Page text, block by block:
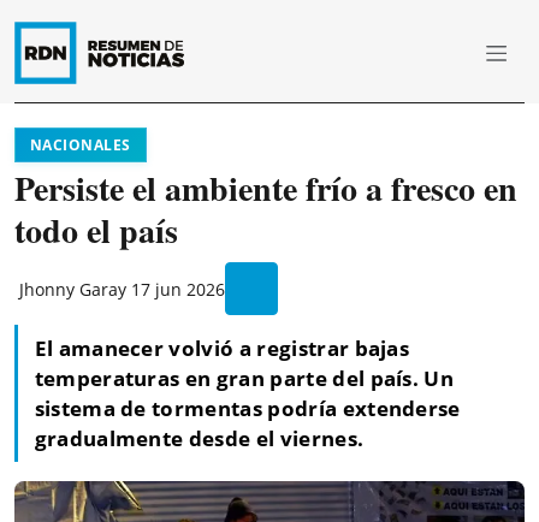
NACIONALES
Persiste el ambiente frío a fresco en
todo el país
Jhonny Garay 17 jun 2026
El amanecer volvió a registrar bajas
temperaturas en gran parte del país. Un
sistema de tormentas podría extenderse
gradualmente desde el viernes.